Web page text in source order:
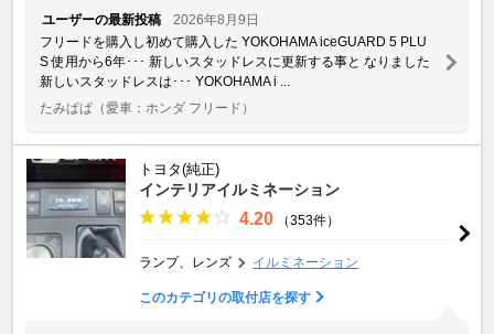
ユーザーの最新投稿
2026年8月9日
フリードを購入し初めて購入した YOKOHAMA iceGUARD 5 PLU
S 使用から6年･･･ 新しいスタッドレスに更新する事と なりました
新しいスタッドレスは･･･ YOKOHAMA i ...
たみぱぱ （愛車：ホンダ フリード）
トヨタ(純正)
インテリアイルミネーション
4.20 （353件）
ランプ、レンズ イルミネーション
このカテゴリの取付店を探す